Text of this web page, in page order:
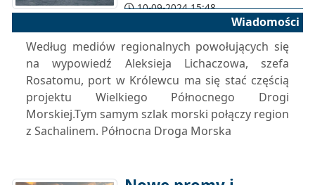
10-09-2024 15:48
Wiadomości
Według mediów regionalnych powołujących się
na wypowiedź Aleksieja Lichaczowa, szefa
Rosatomu, port w Królewcu ma się stać częścią
projektu Wielkiego Północnego Drogi
Morskiej.Tym samym szlak morski połączy region
z Sachalinem. Północna Droga Morska